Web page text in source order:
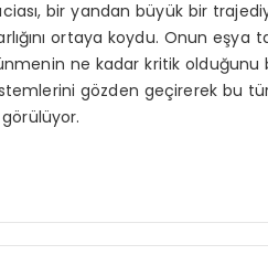
bir yandan büyük bir
ortaya koydu. Onun
ne kadar kritik olduğunu
gözden geçirerek bu